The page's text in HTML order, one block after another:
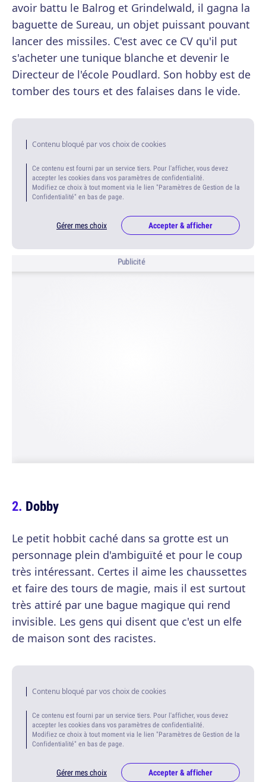
avoir battu le Balrog et Grindelwald, il gagna la
baguette de Sureau, un objet puissant pouvant
lancer des missiles. C'est avec ce CV qu'il put
s'acheter une tunique blanche et devenir le
Directeur de l'école Poudlard. Son hobby est de
tomber des tours et des falaises dans le vide.
Contenu bloqué par vos choix de cookies
Ce contenu est fourni par un service tiers. Pour l'afficher, vous devez
accepter les cookies dans vos paramètres de confidentialité.
Modifiez ce choix à tout moment via le lien "Paramètres de Gestion de la
Confidentialité" en bas de page.
Gérer mes choix Accepter & afficher
Publicité
Dobby
Le petit hobbit caché dans sa grotte est un
personnage plein d'ambiguïté et pour le coup
très intéressant. Certes il aime les chaussettes
et faire des tours de magie, mais il est surtout
très attiré par une bague magique qui rend
invisible. Les gens qui disent que c'est un elfe
de maison sont des racistes.
Contenu bloqué par vos choix de cookies
Ce contenu est fourni par un service tiers. Pour l'afficher, vous devez
accepter les cookies dans vos paramètres de confidentialité.
Modifiez ce choix à tout moment via le lien "Paramètres de Gestion de la
Confidentialité" en bas de page.
Gérer mes choix Accepter & afficher